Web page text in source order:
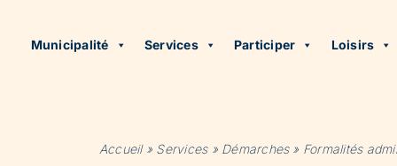
Municipalité Services Participer Loisirs
Accueil» Services» Démarches» Formalités